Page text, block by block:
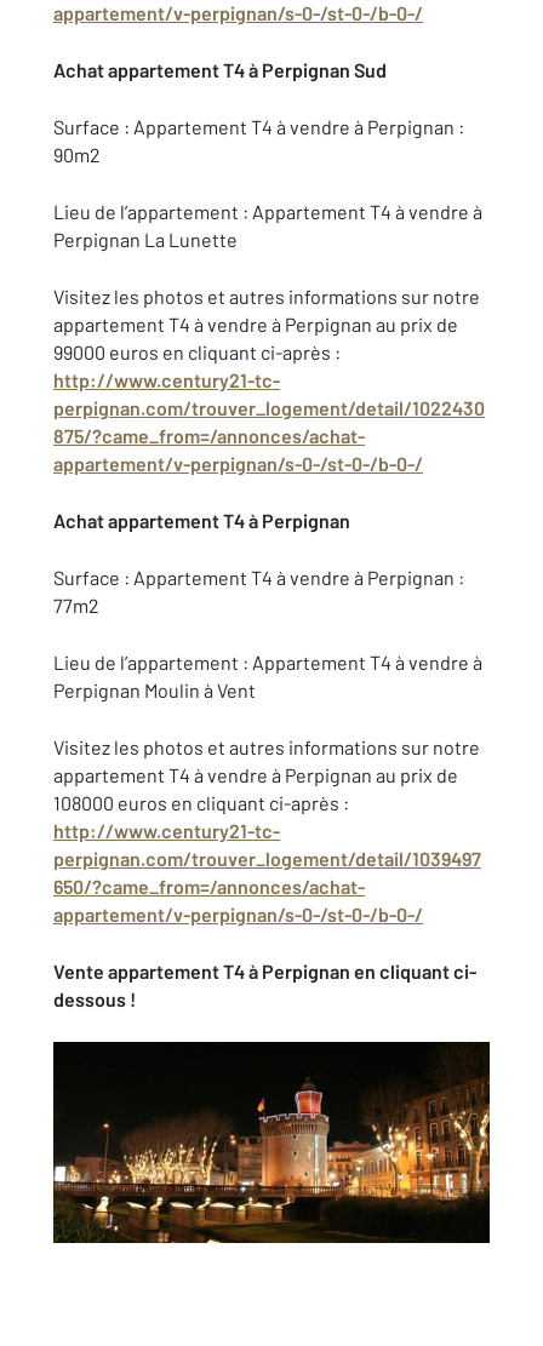
appartement/v-perpignan/s-0-/st-0-/b-0-/
Achat appartement T4 à Perpignan Sud
Surface : Appartement T4 à vendre à Perpignan :
90m2
Lieu de l’appartement : Appartement T4 à vendre à
Perpignan La Lunette
Visitez les photos et autres informations sur notre
appartement T4 à vendre à Perpignan au prix de
99000 euros en cliquant ci-après :
http://www.century21-tc-
perpignan.com/trouver_logement/detail/1022430
875/?came_from=/annonces/achat-
appartement/v-perpignan/s-0-/st-0-/b-0-/
Achat appartement T4 à Perpignan
Surface : Appartement T4 à vendre à Perpignan :
77m2
Lieu de l’appartement : Appartement T4 à vendre à
Perpignan Moulin à Vent
Visitez les photos et autres informations sur notre
appartement T4 à vendre à Perpignan au prix de
108000 euros en cliquant ci-après :
http://www.century21-tc-
perpignan.com/trouver_logement/detail/1039497
650/?came_from=/annonces/achat-
appartement/v-perpignan/s-0-/st-0-/b-0-/
Vente appartement T4 à Perpignan en cliquant ci-
dessous !